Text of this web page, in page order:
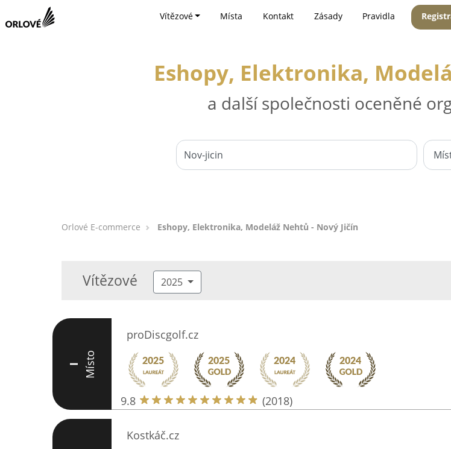
Vítězové Místa Kontakt Zásady Pravidla
Eshopy, Elektronika,
a další společnosti oceněné
Orlové E-commerce Eshopy, Elektronika, Modeláž Nehtů - Nový Jičín
Vítězové 2025
I Místo
proDiscgolf.cz
9.8 (2018)
Kostkáč.cz